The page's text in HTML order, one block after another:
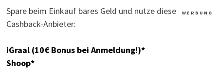
W E R B U N G
Spare beim Einkauf bares Geld und nutze diese
Cashback-Anbieter:
iGraal (10€ Bonus bei Anmeldung!)*
Shoop*